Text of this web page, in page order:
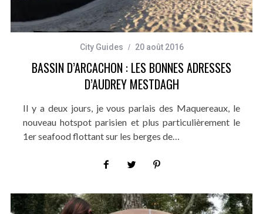
City Guides 20 août 2016
BASSIN D’ARCACHON : LES BONNES ADRESSES
D’AUDREY MESTDAGH
Il y a deux jours, je vous parlais des Maquereaux, le
nouveau hotspot parisien et plus particulièrement le
1er seafood flottant sur les berges de…